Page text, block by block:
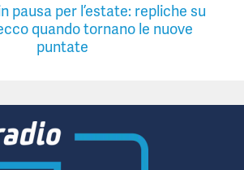
pausa per l’estate: repliche su
quando tornano le nuove
puntate